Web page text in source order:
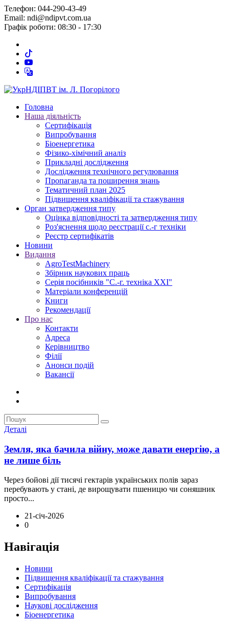
Телефон: 044-290-43-49
Email: ndi@ndipvt.com.ua
Графік роботи: 08:30 - 17:30
Головна
Наша діяльність
Сертифікація
Випробування
Біоенергетика
Фізико-хімічний аналіз
Прикладні дослідження
Дослідження технічного регулювання
Пропаганда та поширення знань
Тематичний план 2025
Підвищення кваліфікації та стажування
Орган затвердження типу
Оцінка відповідності та затвердження типу
Роз'яснення щодо реєстрації с.-г техніки
Реєстр сертифікатів
Новини
Видання
AgroTestMachinery
Збірник наукових праць
Серія посібників "С.-г. техніка XXI"
Матеріали конференцій
Книги
Рекомендації
Про нас
Контакти
Адреса
Керівництво
Філії
Анонси подій
Вакансії
Деталі
Земля, яка бачила війну, може давати енергію, а
не лише біль
Через бойові дії тисячі гектарів українських полів зараз
перебувають у стані, де вирощувати пшеницю чи соняшник
просто...
21-січ-2026
0
Навігація
Новини
Підвищення кваліфікації та стажування
Сертифікація
Випробування
Наукові дослідження
Біоенергетика